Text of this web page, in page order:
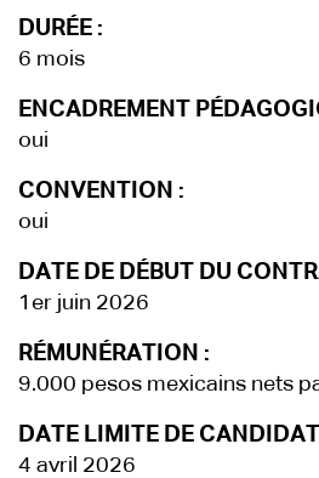
DURÉE :
6 mois
ENCADREMENT
oui
CONVENTION :
oui
DATE DE DÉBUT DU
1er juin 2026
RÉMUNÉRATION :
9.000 pesos mexicains nets
DATE LIMITE DE
4 avril 2026